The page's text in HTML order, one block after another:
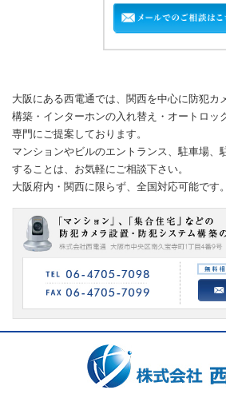
大阪にある西電通では、関西を中心に防犯カ
構築・インターホンの入れ替え・オートロッ
専門にご提案しております。
マンションやビルのエントランス、駐車場、
することは、お気軽にご相談下さい。
大阪府内・関西に限らず、全国対応可能です。